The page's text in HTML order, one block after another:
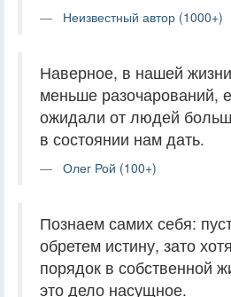
Неизвестный автор (1000+)
Наверное, в нашей
меньше разочарований,
ожидали от людей
в состоянии нам дать.
Олег Рой (100+)
Познаем самих себя:
обретем истину, зато
порядок в соб­ственной
это дело насущное.